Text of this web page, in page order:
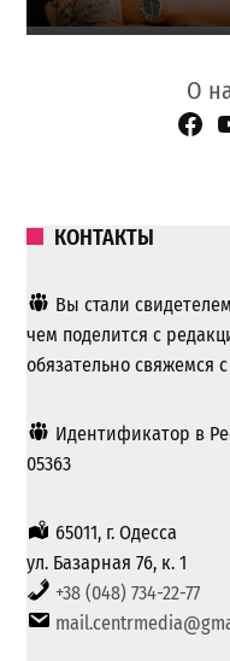
О
КОНТАКТЫ
Вы стали
чем поделится с
обязательно свяжемся
Идентификатор в
05363
65011, г. Одесса
ул. Базарная 76, к. 1
+38 (048) 734-22-77